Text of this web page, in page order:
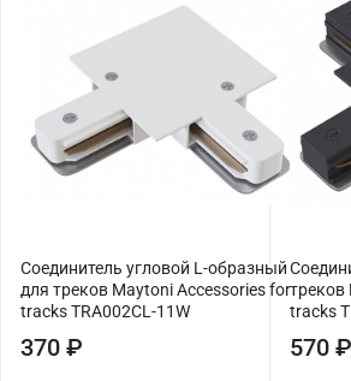
Соединитель угловой L-образный
для треков Maytoni Accessories for
tracks TRA002CL-11W
370 ₽
треков
tracks
570 ₽